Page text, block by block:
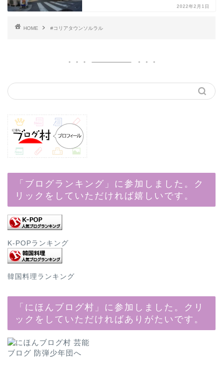
2022年2月1日
HOME #コリアタウンソルラル
「ブログランキング」に参加しました。ク
リックをしていただければ嬉しいです。
K-POPランキング
韓国料理ランキング
「にほんブログ村」に参加しました。クリ
ックをしていただければありがたいです。